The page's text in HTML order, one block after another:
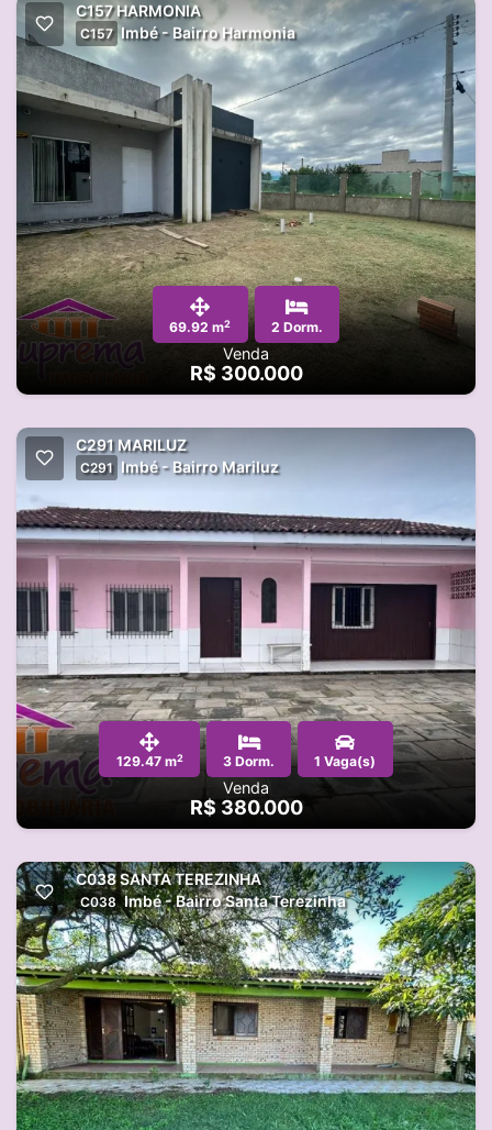
C157 HARMONIA
C157 Imbé - Bairro Harmonia
69.92 m2 2 Dorm.
Venda
R$ 300.000
C291 MARILUZ
C291 Imbé - Bairro Mariluz
129.47 m2 3 Dorm. 1 Vaga(s)
Venda
R$ 380.000
C038 SANTA TEREZINHA
C038 Imbé - Bairro Santa Terezinha